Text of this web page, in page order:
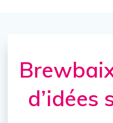
d’idées